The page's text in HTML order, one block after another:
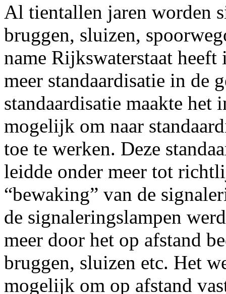
Al tientallen jaren worden
bruggen, sluizen,
name Rijkswaterstaat
meer standaardisatie in de
standaardisatie maakte
mogelijk om naar
toe te werken. Deze
leidde onder meer tot
“bewaking” van de
de signaleringslampen
meer door het op afstand
bruggen, sluizen etc. Het
mogelijk om op afstand